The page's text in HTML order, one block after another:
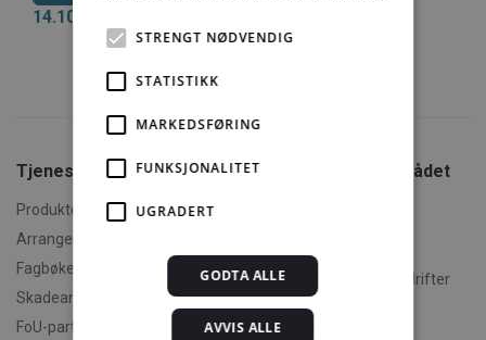
14.10.2025
Tjenester fra SINTEF
Produktdokumentasjon
Arrangementer og kurs
Fagbøker og nettkurs
Skadeanalyse
FoU-partner
Tjenester fra Fagrådet
Godkjente våtromsbedrifter
Fagrådet for Våtroms
hjemmesider
STRENGT NØDVENDIG
STATISTIKK
MARKEDSFØRING
FUNKSJONALITET
UGRADERT
GODTA ALLE
AVVIS ALLE